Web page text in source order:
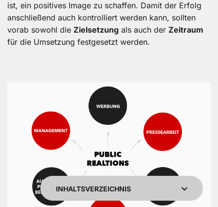
INHALTSVERZEICHNIS
Blick aufs
ist, ein positives Image zu schaffen. Damit der Erfolg
anschließend auch kontrolliert werden kann, sollten
vorab sowohl die Zielsetzung als auch der Zeitraum
für die Umsetzung festgesetzt werden.